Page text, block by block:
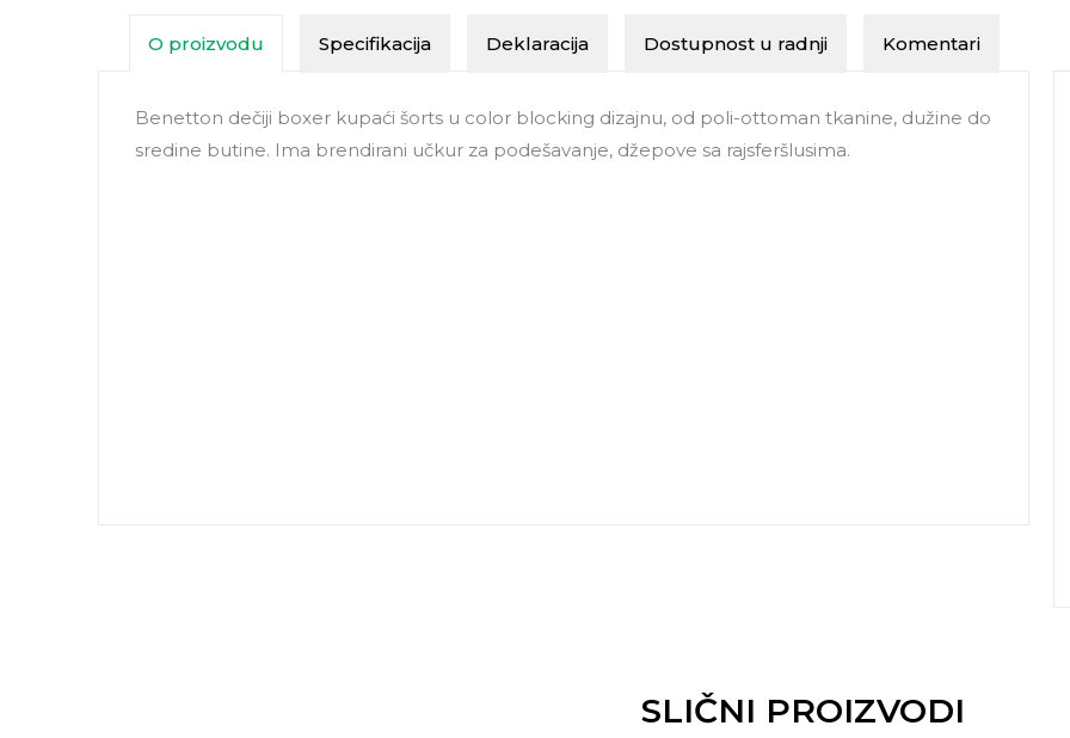
O proizvodu Specifikacija Deklaracija Dostupnost u radnji Komentari
Benetton dečiji boxer kupaći šorts u color blocking dizajnu, od poli-ottoman tkanine, dužine do
sredine butine. Ima brendirani učkur za podešavanje, džepove sa rajsferšlusima.
SLIČNI PROIZVODI